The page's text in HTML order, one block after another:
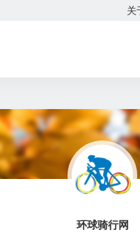
关
环球骑行网